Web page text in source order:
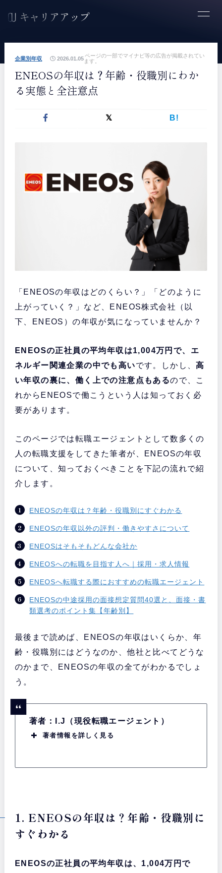
ページの一部でマイナビ等の広告が掲載されてい
ます。
企業別年収 2026.01.05
ENEOSの年収は？年齢・役職別にわか
る実態と全注意点
B!
「ENEOSの年収はどのくらい？」「どのように
上がっていく？」など、ENEOS株式会社（以
下、ENEOS）の年収が気になっていませんか？
ENEOSの正社員の平均年収は1,004万円で、エ
ネルギー関連企業の中でも高いです。しかし、高
い年収の裏に、働く上での注意点もあるので、こ
れからENEOSで働こうという人は知っておく必
要があります。
このページでは転職エージェントとして数多くの
人の転職支援をしてきた筆者が、ENEOSの年収
について、知っておくべきことを下記の流れで紹
介します。
ENEOSの年収は？年齢・役職別にすぐわかる
ENEOSの年収以外の評判・働きやすさについて
ENEOSはそもそもどんな会社か
ENEOSへの転職を目指す人へ｜採用・求人情報
ENEOSへ転職する際におすすめの転職エージェント
ENEOSの中途採用の面接想定質問40選と、面接・書
類選考のポイント集【年齢別】
最後まで読めば、ENEOSの年収はいくらか、年
齢・役職別にはどうなのか、他社と比べてどうな
のかまで、ENEOSの年収の全てがわかるでしょ
う。
著者：I.J（現役転職エージェント）
著者情報を詳しく見る
1. ENEOSの年収は？年齢・役職別に
すぐわかる
ENEOSの正社員の平均年収は、1,004万円で